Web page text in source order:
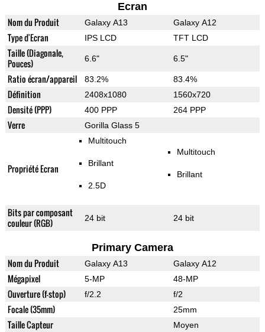
Ecran
Nom du Produit Galaxy A13 Galaxy A12
Type d'Ecran IPS LCD TFT LCD
Taille (Diagonale,
Pouces)
6.6" 6.5"
Ratio écran/appareil 83.2% 83.4%
Définition 2408x1080 1560x720
Densité (PPP) 400 PPP 264 PPP
Verre Gorilla Glass 5
Propriété Ecran
Multitouch
Brillant
2.5D
Multitouch
Brillant
Bits par composant
couleur (RGB)
24 bit 24 bit
Primary Camera
Nom du Produit Galaxy A13 Galaxy A12
Mégapixel 5-MP 48-MP
Ouverture (f-stop) f/2.2 f/2
Focale (35mm) 25mm
Taille Capteur Moyen